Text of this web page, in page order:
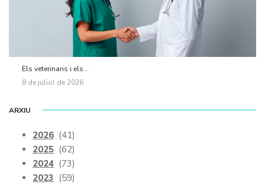
Els veterinaris i els...
8 de juliol de 2026
ARXIU
2026 (41)
2025 (62)
2024 (73)
2023 (59)